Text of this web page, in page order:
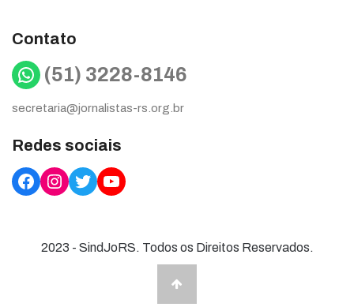
Contato
WhatsApp
(51) 3228-8146
secretaria@jornalistas-rs.org.br
Redes sociais
Facebook
Instagram
TwitterYouTube
2023 - SindJoRS. Todos os Direitos Reservados.